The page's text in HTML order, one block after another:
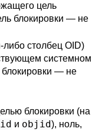
цель
блокировки — не
либо столбец OID)
системном
блокировки — не
блокировки (на
и objid), ноль,